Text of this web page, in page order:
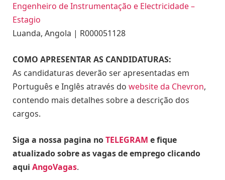
Engenheiro de Instrumentação e Electricidade –
Estagio
Luanda, Angola | R000051128
COMO APRESENTAR AS CANDIDATURAS:
As candidaturas deverão ser apresentadas em
Português e Inglês através do website da Chevron,
contendo mais detalhes sobre a descrição dos
cargos.
Siga a nossa pagina noTELEGRAM e fique
atualizado sobre as vagas de emprego clicando
aqui AngoVagas.